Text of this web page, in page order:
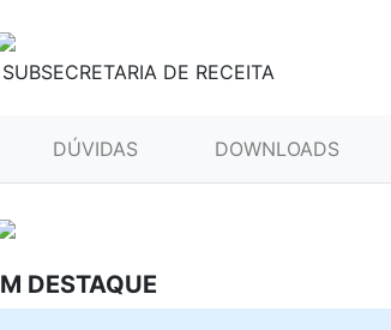
DE RECEITA
DÚVIDAS DOWNLOADS
DESTAQUE